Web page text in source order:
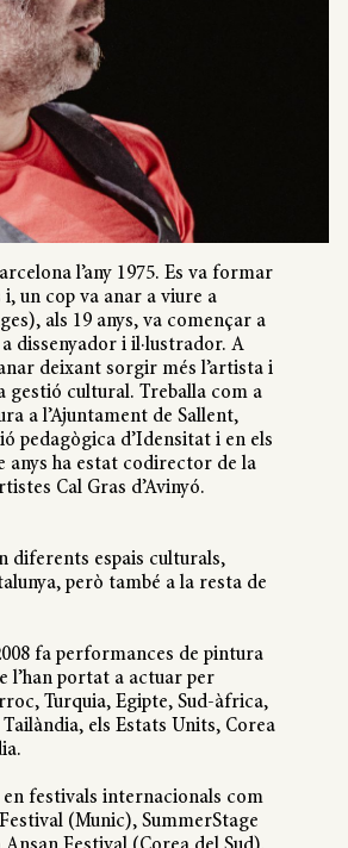
l’any 1975. Es va formar
un cop va anar a viure a
als 19 anys, va començar a
dissenyador i il·lustrador. A
deixant sorgir més l’artista i
gestió cultural. Treballa com a
a l’Ajuntament de Sallent,
pedagògica d’Idensitat i en els
anys ha estat codirector de la
Cal Gras d’Avinyó.
diferents espais culturals,
però també a la resta de
fa performances de pintura
l’han portat a actuar per
Turquia, Egipte, Sud-àfrica,
els Estats Units, Corea
festivals internacionals com
(Munic), SummerStage